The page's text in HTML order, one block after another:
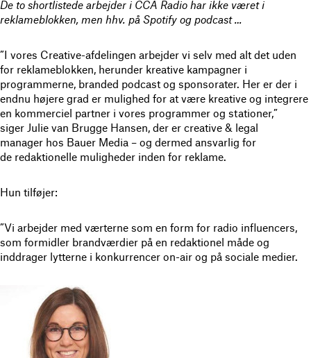
De to shortlistede arbejder i CCA Radio har ikke været i
reklameblokken, men hhv. på Spotify og podcast …
”I vores Creative-afdelingen arbejder vi selv med alt det uden
for reklameblokken, herunder kreative kampagner i
programmerne, branded podcast og sponsorater. Her er der i
endnu højere grad er mulighed for at være kreative og integrere
en kommerciel partner i vores programmer og stationer,”
siger Julie van Brugge Hansen, der er creative & legal
manager hos Bauer Media – og dermed ansvarlig for
de redaktionelle muligheder inden for reklame.
Hun tilføjer:
”Vi arbejder med værterne som en form for radio influencers,
som formidler brandværdier på en redaktionel måde og
inddrager lytterne i konkurrencer on-air og på sociale medier.